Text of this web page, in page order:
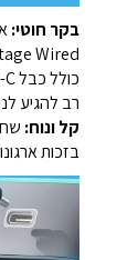
בקר חוטי:
רב להגיע
קל ונוח:
בזכות